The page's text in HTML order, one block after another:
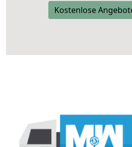
Kostenlose